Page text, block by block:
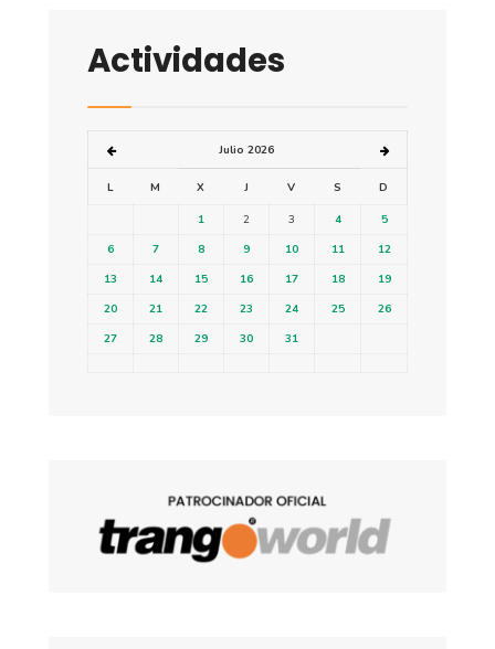
Actividades
Julio 2026
L M X J V S D
1 2 3 4
5
6
7 8 9 10 11
12
13
14 15 16 17 18
19
20
21 22 23 24 25
26
27
28 29 30 31